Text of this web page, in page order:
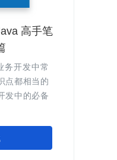
高手笔
务开发中常
点都相当的
发中的必备